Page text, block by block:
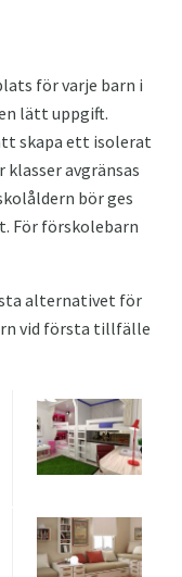
för varje barn i
lätt uppgift.
skapa ett isolerat
avgränsas
bör ges
För förskolebarn
alternativet för
vid första tillfälle